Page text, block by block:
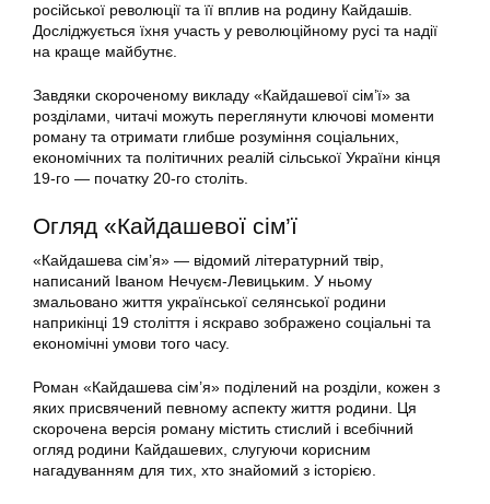
російської революції та її вплив на родину Кайдашів.
Досліджується їхня участь у революційному русі та надії
на краще майбутнє.
Завдяки скороченому викладу «Кайдашевої сім’ї» за
розділами, читачі можуть переглянути ключові моменти
роману та отримати глибше розуміння соціальних,
економічних та політичних реалій сільської України кінця
19-го — початку 20-го століть.
Огляд «Кайдашевої сім’ї
«Кайдашева сім’я» — відомий літературний твір,
написаний Іваном Нечуєм-Левицьким. У ньому
змальовано життя української селянської родини
наприкінці 19 століття і яскраво зображено соціальні та
економічні умови того часу.
Роман «Кайдашева сім’я» поділений на розділи, кожен з
яких присвячений певному аспекту життя родини. Ця
скорочена версія роману містить стислий і всебічний
огляд родини Кайдашевих, слугуючи корисним
нагадуванням для тих, хто знайомий з історією.